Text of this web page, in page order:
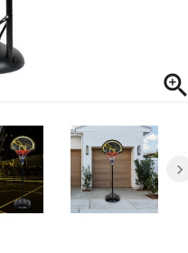
pouvoirs.
Ans
